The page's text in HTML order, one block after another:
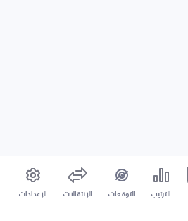
الترتيب التوقعات الإنتقالات الإعدادات